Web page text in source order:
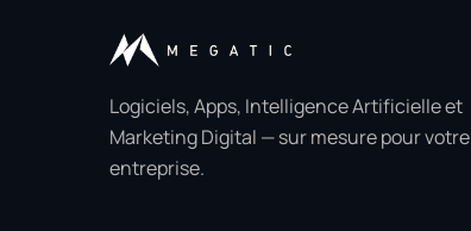
Logiciels, Apps, Intelligence Artificielle et
Marketing Digital — sur mesure pour votre
entreprise.